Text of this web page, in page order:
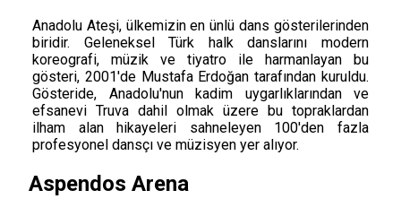
Anadolu Ateşi, ülkemizin en ünlü dans gösterilerinden
biridir. Geleneksel Türk halk danslarını modern
koreografi, müzik ve tiyatro ile harmanlayan bu
gösteri, 2001'de Mustafa Erdoğan tarafından kuruldu.
Gösteride, Anadolu'nun kadim uygarlıklarından ve
efsanevi Truva dahil olmak üzere bu topraklardan
ilham alan hikayeleri sahneleyen 100'den fazla
profesyonel dansçı ve müzisyen yer alıyor.
Aspendos Arena